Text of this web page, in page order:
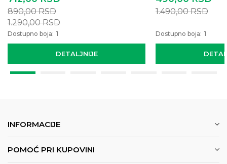
DETALJNIJE
890,00RSD
1.290,00RSD
Dostupno boja: 1
1.490,00RSD
Dostupno boja: 1
INFORMACIJE
POMOĆ PRI KUPOVINI